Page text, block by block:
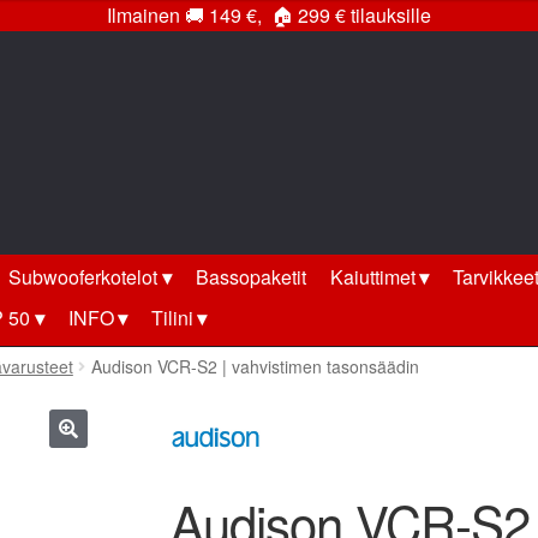
Ilmainen 🚚 149 €, 🏠 299 € tilauksille
Subwooferkotelot Bassopaketit Kaiuttimet
Tarvikkeet
50 INFO Tilini
Audison VCR-S2 | vahvistimen tasonsäädin
Audison VCR-